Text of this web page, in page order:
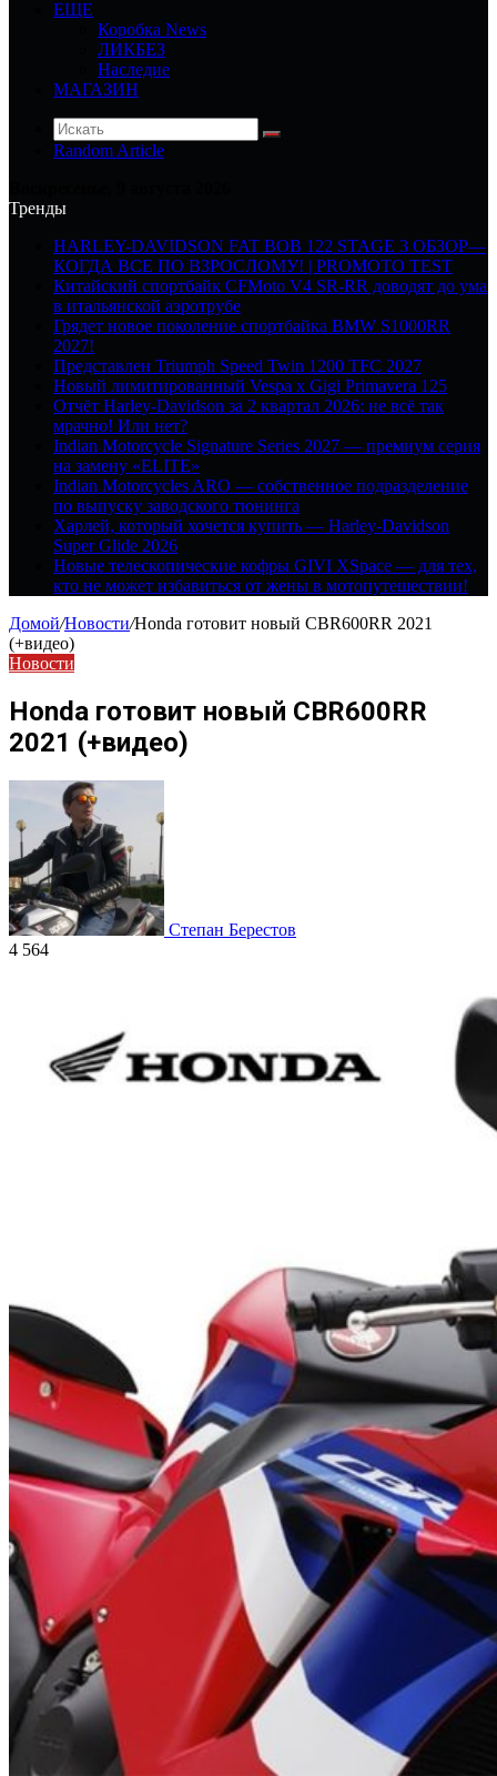
ЕЩЕ
Коробка News
ЛИКБЕЗ
Наследие
МАГАЗИН
Random Article
Тренды
HARLEY-DAVIDSON FAT BOB 122 STAGE 3 ОБЗОР—
КОГДА ВСЕ ПО ВЗРОСЛОМУ! | PROMOTO TEST
Китайский спортбайк CFMoto V4 SR-RR доводят до ума
в итальянской аэротрубе
Грядет новое поколение спортбайка BMW S1000RR
2027!
Представлен Triumph Speed Twin 1200 TFC 2027
Новый лимитированный Vespa x Gigi Primavera 125
Отчёт Harley-Davidson за 2 квартал 2026: не всё так
мрачно! Или нет?
Indian Motorcycle Signature Series 2027 — премиум серия
на замену «ELITE»
Indian Motorcycles ARO — собственное подразделение
по выпуску заводского тюнинга
Харлей, который хочется купить — Harley-Davidson
Super Glide 2026
Новые телескопические кофры GIVI XSpace — для тех,
кто не может избавиться от жены в мотопутешествии!
Домой/Новости/Honda готовит новый CBR600RR 2021
(+видео)
Новости
Honda готовит новый CBR600RR
2021 (+видео)
Степан Берестов
4 564